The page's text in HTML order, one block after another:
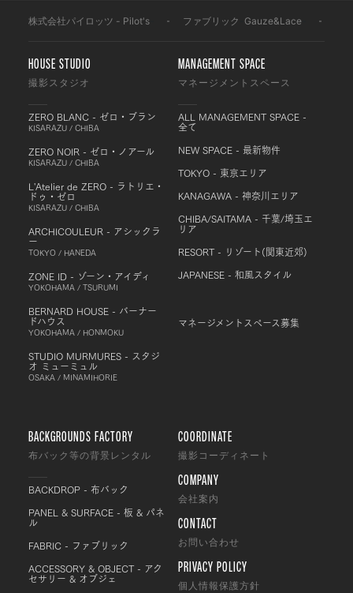
株式会社パイロッツ - Pilot's ファブリック Gauze&Lace
HOUSE STUDIO
撮影スタジオ
ZERO BLANC - ゼロ・ブラン
KISARAZU / CHIBA
ZERO NOIR - ゼロ・ノアール
KISARAZU / CHIBA
L'Atelier de ZERO - ラトリエ・
ドゥ・ゼロ
KISARAZU / CHIBA
ARCHICOULEUR - アシックラ
ー
TOKYO / HANEDA
ZONE ID - ゾーン・アイディ
YOKOHAMA / TSURUMI
BERNARD HOUSE - バーナー
ドハウス
YOKOHAMA / HONMOKU
STUDIO MURMURES - スタジ
オ ミューミュル
OSAKA / MINAMIHORIE
MANAGEMENT SPACE
マネージメントスペース
ALL MANAGEMENT SPACE -
全て
NEW SPACE - 最新物件
TOKYO - 東京エリア
KANAGAWA - 神奈川エリア
CHIBA/SAITAMA - 千葉/埼玉エ
リア
RESORT - リゾート(関東近郊)
JAPANESE - 和風スタイル
マネージメントスペース募集
BACKGROUNDS FACTORY
布バック等の背景レンタル
BACKDROP - 布バック
PANEL & SURFACE - 板 & パネ
ル
FABRIC - ファブリック
ACCESSORY & OBJECT - アク
セサリー & オブジェ
COORDINATE
撮影コーディネート
COMPANY
会社案内
CONTACT
お問い合わせ
PRIVACY POLICY
個人情報保護方針